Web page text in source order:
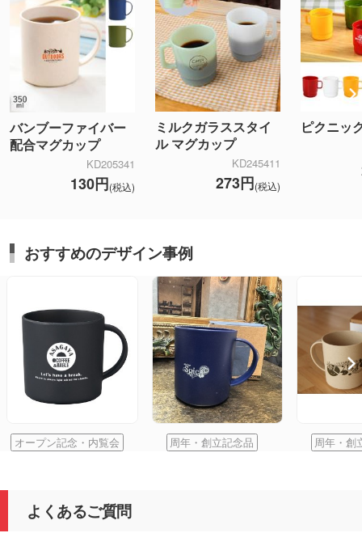
バンブーファイバー
配合マグカップ
KD205341
130円(税込)
ミルクガラススタイ
ル マグカップ
KD245411
273円(税込)
ピクニッ
おすすめのデザイン事例
オープン記念・内覧会 周年・創立記念品 周年・創
よくあるご質問